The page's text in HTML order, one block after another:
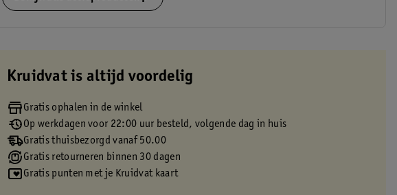
Kruidvat is altijd voordelig
Gratis ophalen in de winkel
Op werkdagen voor 22:00 uur besteld, volgende dag in huis
Gratis thuisbezorgd vanaf 50.00
Gratis retourneren binnen 30 dagen
Gratis punten met je Kruidvat kaart